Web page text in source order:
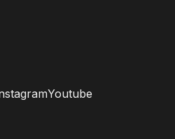
Youtube